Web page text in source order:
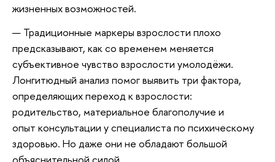
жизненных возможностей.
Традиционные маркеры взрослости плохо
предсказывают, как со временем меняется
субъективное чувство взрослости умолодёжи.
Лонгитюдный анализ помог выявить три фактора,
определяющих переход к взрослости:
родительство, материальное благополучие и
опыт консультации у специалиста по психическому
здоровью. Но даже они не обладают большой
объяснительной силой.